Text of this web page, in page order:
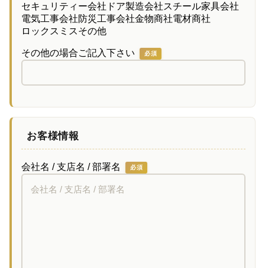
セキュリティー会社 ドア製造会社スチール家具会社
電気工事会社防災工事会社金物商社電材商社
ロックスミスその他
その他の場合ご記入下さい 必須
お客様情報
会社名 / 支店名 / 部署名 必須